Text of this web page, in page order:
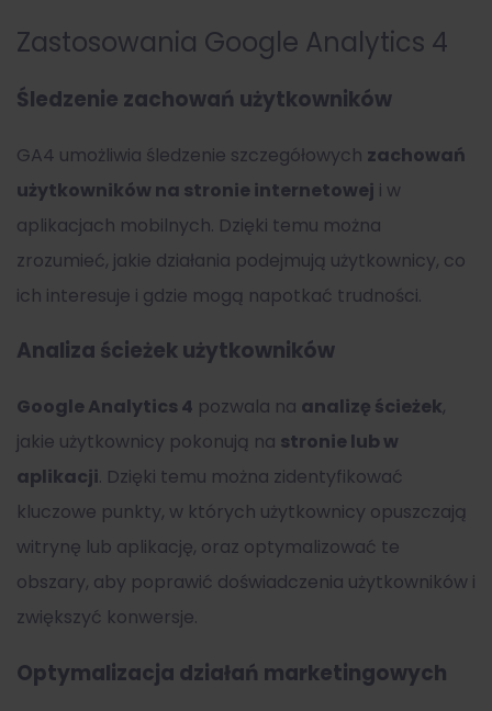
Zastosowania Google Analytics 4
Śledzenie zachowań użytkowników
GA4 umożliwia śledzenie szczegółowych zachowań
użytkowników na stronie internetowej i w
aplikacjach mobilnych. Dzięki temu można
zrozumieć, jakie działania podejmują użytkownicy, co
ich interesuje i gdzie mogą napotkać trudności.
Analiza ścieżek użytkowników
Google Analytics 4 pozwala na analizę ścieżek,
jakie użytkownicy pokonują na stronie lub w
aplikacji. Dzięki temu można zidentyfikować
kluczowe punkty, w których użytkownicy opuszczają
witrynę lub aplikację, oraz optymalizować te
obszary, aby poprawić doświadczenia użytkowników i
zwiększyć konwersje.
Optymalizacja działań marketingowych